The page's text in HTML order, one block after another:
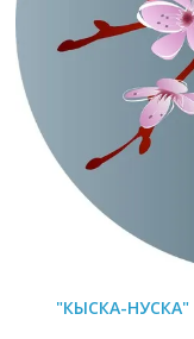
"КЫСКА-НУСКА"